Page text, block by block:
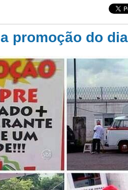
promoção do dia